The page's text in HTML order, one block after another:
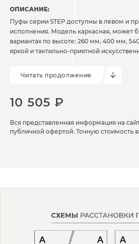
ОПИСАНИЕ:
Пуфы серии STEP доступны в левом и
исполнения. Модель каркасная, может
вариантах по высоте: 260 мм, 400 мм,
яркой и тактильно-приятной
Пуф также оснащен пластиковыми
Легко выстраивается в ряды или любые
конфигурации в зависимости от
Читать продолжение
10 505 ₽
Вся представленная информация на
публичной офертой. Точную